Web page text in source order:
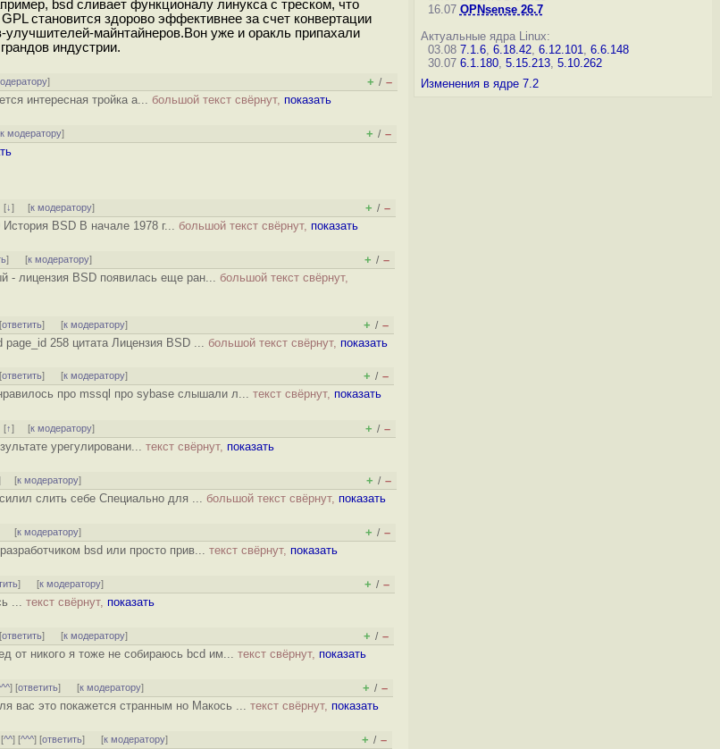
bsd сливает функционалу линукса с треском, что
становится здорово эффективнее за счет конвертации
майнтайнеров.Вон уже и оракль припахали
индустрии.
] + / –
интересная тройка a... большой текст свёрнут, показать
к модератору] + / –
[↓] [к модератору] + / –
BSD В начале 1978 г... большой текст свёрнут, показать
] [к модератору] + / –
- лицензия BSD появилась еще ран... большой текст свёрнут,
ответить] [к модератору] + / –
page_id 258 цитата Лицензия BSD ... большой текст свёрнут, показать
ответить] [к модератору] + / –
про mssql про sybase слышали л... текст свёрнут, показать
[↑] [к модератору] + / –
урегулировани... текст свёрнут, показать
[к модератору] + / –
слить себе Специально для ... большой текст свёрнут, показать
[к модератору] + / –
bsd или просто прив... текст свёрнут, показать
] [к модератору] + / –
... текст свёрнут, показать
ответить] [к модератору] + / –
от никого я тоже не собираюсь bcd им... текст свёрнут, показать
] [ответить] [к модератору] + / –
вас это покажется странным но Макось ... текст свёрнут, показать
^^] [^^^] [ответить] [к модератору] + / –
16.07 OPNsense 26.7
Актуальные ядра Linux:
03.08 7.1.6, 6.18.42, 6.12.101, 6.6.148
30.07 6.1.180, 5.15.213, 5.10.262
Изменения в ядре 7.2